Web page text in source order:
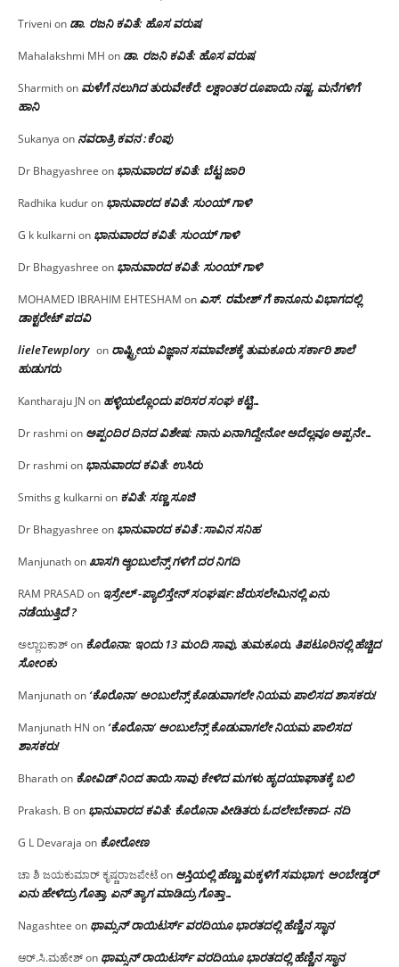
Triveni on ಡಾ. ರಜನಿ ಕವಿತೆ: ಹೊಸ ವರುಷ
Mahalakshmi MH on ಡಾ. ರಜನಿ ಕವಿತೆ: ಹೊಸ ವರುಷ
Sharmithon ಮಳೆಗೆ ನಲುಗಿದ ತುರುವೇಕೆರೆ: ಲಕ್ಷಾಂತರ ರೂಪಾಯಿ ನಷ್ಟ, ಮನೆಗಳಿಗೆ
ಹಾನಿ
Sukanya on ನವರಾತ್ರಿ ಕವನ :ಕೆಂಪು
Dr Bhagyashree on ಭಾನುವಾರದ ಕವಿತೆ: ಬೆಟ್ಟ ಜಾರಿ
Radhika kuduron ಭಾನುವಾರದ ಕವಿತೆ: ಸುಂಯ್ ಗಾಳಿ
G k kulkarni on ಭಾನುವಾರದ ಕವಿತೆ: ಸುಂಯ್ ಗಾಳಿ
Dr Bhagyashree on ಭಾನುವಾರದ ಕವಿತೆ: ಸುಂಯ್ ಗಾಳಿ
MOHAMED IBRAHIM EHTESHAM on ಎಸ್. ರಮೇಶ್ ಗೆ ಕಾನೂನು ವಿಭಾಗದಲ್ಲಿ
ಡಾಕ್ಟರೇಟ್ ಪದವಿ
lieleTewplory on ರಾಷ್ಟ್ರೀಯ ವಿಜ್ಞಾನ ಸಮಾವೇಶಕ್ಕೆ‌ ತುಮಕೂರು ಸರ್ಕಾರಿ ಶಾಲೆ
ಹುಡುಗರು
Kantharaju JN on ಹಳ್ಳಿಯಲ್ಲೊಂದು ಪರಿಸರ ಸಂಘ ಕಟ್ಟಿ…
Dr rashmi on ಅಪ್ಪಂದಿರ ದಿನದ ವಿಶೇಷ: ನಾನು ಏನಾಗಿದ್ದೇನೋ‌ ಅದೆಲ್ಲವೂ ಅಪ್ಪನೇ…
Dr rashmi on ಭಾನುವಾರದ ಕವಿತೆ: ಉಸಿರು
Smiths g kulkarni on ಕವಿತೆ: ಸಣ್ಣ ಸೂಜಿ
Dr Bhagyashree on ಭಾನುವಾರದ ಕವಿತೆ :ಸಾವಿನ ಸನಿಹ
Manjunathonಖಾಸಗಿ ಆ್ಯಂಬುಲೆನ್ಸ್ ಗಳಿಗೆ ದರ ನಿಗದಿ
RAM PRASAD on ಇಸ್ರೇಲ್ -ಪ್ಯಾಲಿಸ್ತೇನ್ ಸಂಘರ್ಷ:ಜೆರುಸಲೇಮಿನಲ್ಲಿ ಏನು
ನಡೆಯುತ್ತಿದೆ ?
ಅಲ್ಲಾಬಕಾಶ್on ಕೊರೊನಾ: ಇಂದು 13 ಮಂದಿ ಸಾವು, ತುಮಕೂರು, ತಿಪಟೂರಿನಲ್ಲಿ ಹೆಚ್ಚಿದ
ಸೋಂಕು
Manjunathon ‘ಕೊರೊನಾ’ ಅಂಬುಲೆನ್ಸ್ ಕೊಡುವಾಗಲೇ ನಿಯಮ ಪಾಲಿಸದ ಶಾಸಕರು!
Manjunath HN on ‘ಕೊರೊನಾ’ ಅಂಬುಲೆನ್ಸ್ ಕೊಡುವಾಗಲೇ ನಿಯಮ ಪಾಲಿಸದ
ಶಾಸಕರು!
Bharathon ಕೋವಿಡ್ ನಿಂದ ತಾಯಿ ಸಾವು ಕೇಳಿದ ಮಗಳು ಹೃದಯಾಘಾತಕ್ಕೆ ಬಲಿ
Prakash. B on ಭಾನುವಾರದ ಕವಿತೆ: ಕೊರೊನಾ ಪೀಡಿತರು ಓದಲೇಬೇಕಾದ- ನದಿ
G L Devaraja on ಕೋರೋಣ
ಚಾ ಶಿ ಜಯಕುಮಾರ್ ಕೃಷ್ಣರಾಜಪೇಟೆon ಆಸ್ತಿಯಲ್ಲಿ ಹೆಣ್ಣು ಮಕ್ಕಳಿಗೆ ಸಮಭಾಗ; ಅಂಬೇಡ್ಕರ್
ಏನು ಹೇಳಿದ್ರು ಗೊತ್ತಾ, ಏನ್ ತ್ಯಾಗ ಮಾಡಿದ್ರು ಗೊತ್ತಾ…
Nagashtee on ಥಾಮ್ಸನ್ ರಾಯಿಟರ್ಸ್ ವರದಿಯೂ ಭಾರತದಲ್ಲಿ ಹೆಣ್ಣಿನ ಸ್ಥಾನ‌
ಆರ್.ಸಿ.ಮಹೇಶ್on ಥಾಮ್ಸನ್ ರಾಯಿಟರ್ಸ್ ವರದಿಯೂ ಭಾರತದಲ್ಲಿ ಹೆಣ್ಣಿನ ಸ್ಥಾನ‌